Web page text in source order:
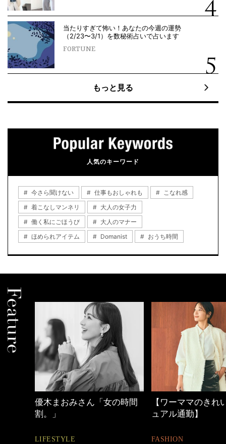
当たりすぎて怖い！あなたの今週の運勢
（2/23〜3/1）を数秘術占いで占います
FORTUNE
もっと見る
人気のキーワード
今さら聞けない 仕事もおしゃれも
こなれ感
着こなしマンネリ
大人の女子力
働く私にごほうび
大人のマナー
ほめられアイテム
Domanist おうち時間
【ワーママのきれいめカジ
ュアル通勤】
FASHION
心地よくいられる
とは
FASHION